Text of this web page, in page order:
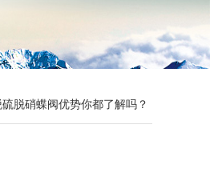
脱硝蝶阀优势你都了解吗？